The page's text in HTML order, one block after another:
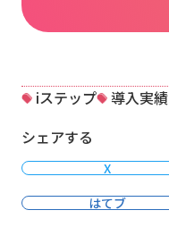
iステップ
導入実績
シェアする
X
はてブ